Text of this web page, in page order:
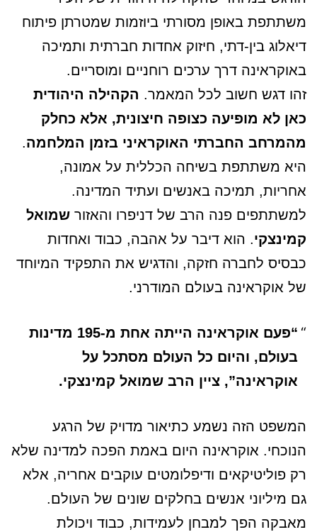
משתתפת באופן מסורתי ביוזמות שמטרתן פיתוח
דיאלוג בין-דתי, חיזוק אחדות חברתית ותמיכה
באוקראינה דרך ערכים רוחניים ומוסריים.
זהו דגש חשוב לכל המאמר. הקהילה היהודית
כאן לא מופיעה כצופה חיצונית, אלא כחלק
מהמרחב החברתי האוקראיני בזמן המלחמה.
היא משתתפת בשיחה הכללית על אמונה,
אחריות, תמיכה באנשים ועתיד המדינה.
למשתתפים פנה הרב של דניפרו והאזור שמואל
קמינצקי. הוא דיבר על אהבה, כבוד ואחדות
כבסיס לחברה חזקה, והדגיש את התפקיד המיוחד
של אוקראינה בעולם המודרני.
“פעם אוקראינה הייתה אחת מ-195 מדינות
בעולם, והיום כל העולם מסתכל על
אוקראינה”, ציין הרב שמואל קמינצקי.
המשפט הזה נשמע כתיאור מדויק של הרגע
הנוכחי. אוקראינה היום באמת הפכה למדינה שלא
רק פוליטיקאים ודיפלומטים עוקבים אחריה, אלא
גם מיליוני אנשים בחלקים שונים של העולם.
מאבקה הפך למבחן לעמידות, כבוד ויכולת